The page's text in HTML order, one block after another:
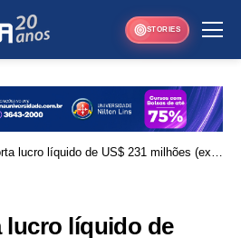
STORIES
lucro líquido de US$ 231 milhões (ex-
lucro líquido de